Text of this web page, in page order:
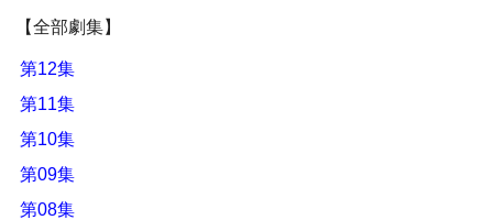
【全部劇集】
第12集
第11集
第10集
第09集
第08集